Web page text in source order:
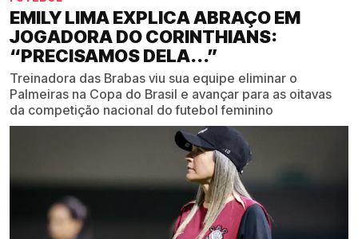
EMILY LIMA EXPLICA ABRAÇO EM
JOGADORA DO CORINTHIANS:
“PRECISAMOS DELA...”
Treinadora das Brabas viu sua equipe eliminar o
Palmeiras na Copa do Brasil e avançar para as oitavas
da competição nacional do futebol feminino